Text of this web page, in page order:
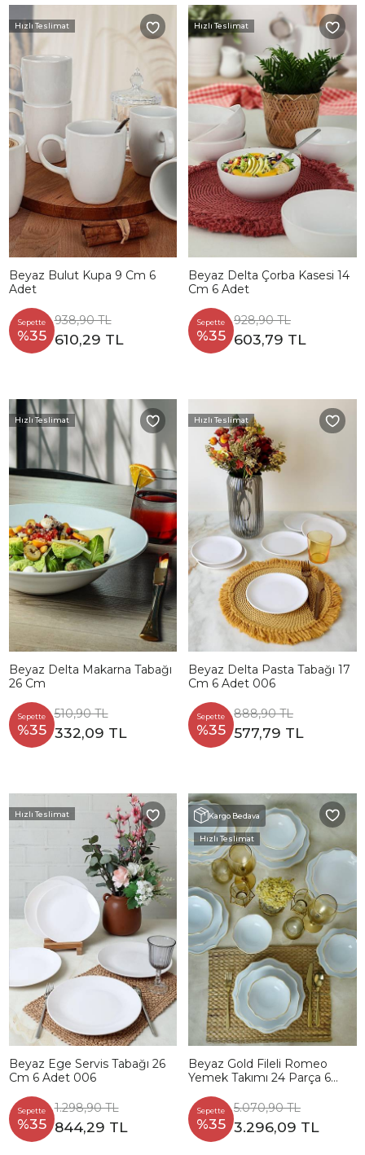
Hızlı Teslimat
Beyaz Bulut Kupa 9 Cm 6
Adet
Sepette
%35
938,90 TL
610,29 TL
Hızlı Teslimat
Beyaz Delta Çorba Kasesi 14
Cm 6 Adet
Sepette
%35
928,90 TL
603,79 TL
Hızlı Teslimat
Beyaz Delta Makarna Tabağı
26 Cm
Sepette
%35
510,90 TL
332,09 TL
Hızlı Teslimat
Beyaz Delta Pasta Tabağı 17
Cm 6 Adet 006
Sepette
%35
888,90 TL
577,79 TL
Hızlı Teslimat
Beyaz Ege Servis Tabağı 26
Cm 6 Adet 006
Sepette
%35
1.298,90 TL
844,29 TL
Kargo Bedava
Hızlı Teslimat
Beyaz Gold Fileli Romeo
Yemek Takımı 24 Parça 6
Sepette
%35
5.070,90 TL
3.296,09 TL